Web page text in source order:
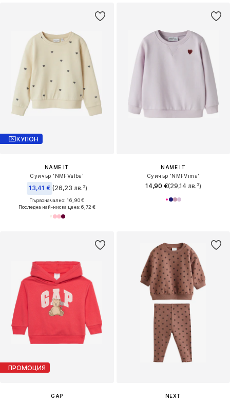
КУПОН
NAME IT
Суичър 'NMFValba'
13,41 € (26,23 лв.³)
Първоначално: 16,90 €
Последна най-ниска цена:6,72 €
NAME IT
Суичър 'NMFVima'
14,90 €(29,14 лв.³)
ПРОМОЦИЯ
GAP NEXT